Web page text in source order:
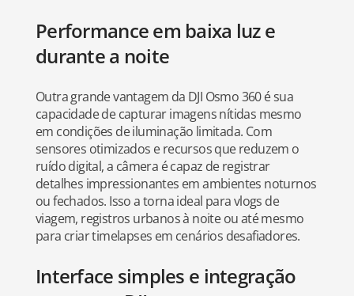
Performance em baixa luz e
durante a noite
Outra grande vantagem da DJI Osmo 360 é sua
capacidade de capturar imagens nítidas mesmo
em condições de iluminação limitada. Com
sensores otimizados e recursos que reduzem o
ruído digital, a câmera é capaz de registrar
detalhes impressionantes em ambientes noturnos
ou fechados. Isso a torna ideal para vlogs de
viagem, registros urbanos à noite ou até mesmo
para criar timelapses em cenários desafiadores.
Interface simples e integração